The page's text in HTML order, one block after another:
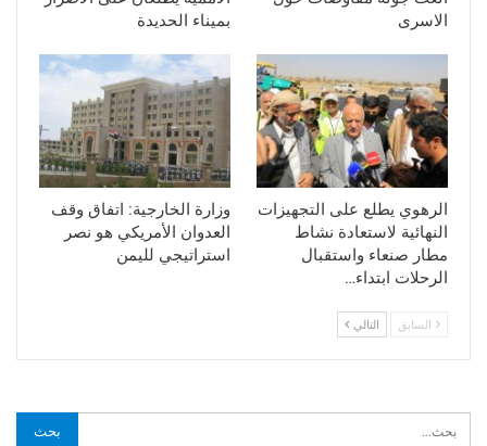
الاسرى
بميناء الحديدة
الرهوي يطلع على التجهيزات
النهائية لاستعادة نشاط
مطار صنعاء واستقبال
الرحلات ابتداء…
وزارة الخارجية: اتفاق وقف
العدوان الأمريكي هو نصر
استراتيجي لليمن
السابق التالي